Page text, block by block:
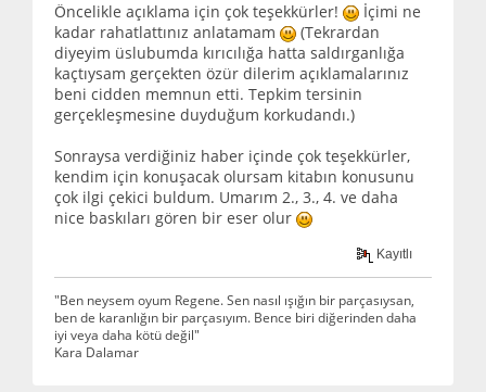
Öncelikle açıklama için çok teşekkürler!
İçimi ne
kadar rahatlattınız anlatamam
(Tekrardan
diyeyim üslubumda kırıcılığa hatta saldırganlığa
kaçtıysam gerçekten özür dilerim açıklamalarınız
beni cidden memnun etti. Tepkim tersinin
gerçekleşmesine duyduğum korkudandı.)
Sonraysa verdiğiniz haber içinde çok teşekkürler,
kendim için konuşacak olursam kitabın konusunu
çok ilgi çekici buldum. Umarım 2., 3., 4. ve daha
nice baskıları gören bir eser olur
Kayıtlı
"Ben neysem oyum Regene. Sen nasıl ışığın bir parçasıysan,
ben de karanlığın bir parçasıyım. Bence biri diğerinden daha
iyi veya daha kötü değil"
Kara Dalamar